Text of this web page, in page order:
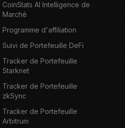
CoinStats AI Intelligence de
Marché
Programme d'affiliation
Suivi de Portefeuille DeFi
Tracker de Portefeuille
Starknet
Tracker de Portefeuille
zkSync
Tracker de Portefeuille
Arbitrum